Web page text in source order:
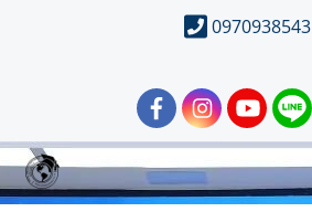
0970938543